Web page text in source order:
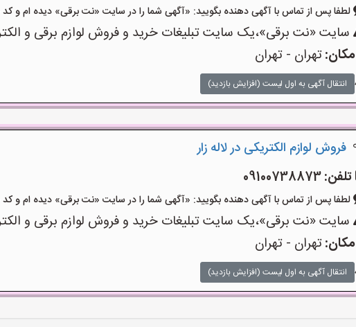
لطفا پس از تماس با آگهی دهنده بگویید: «آگهی شما را در سایت «نت برقی» دیده ام و کد «آگهی-180» را
سایت «نت برقی»،یک سایت تبلیغات خرید و فروش لوازم برقی و
مکان:تهران - تهران
انتقال آگهی به اول لیست (افزایش بازدید)
فروش لوازم الکتریکی در لاله زار
تلفن:09100738873
لطفا پس از تماس با آگهی دهنده بگویید: «آگهی شما را در سایت «نت برقی» دیده ام و کد «آگهی-21» را
سایت «نت برقی»،یک سایت تبلیغات خرید و فروش لوازم برقی و
مکان:تهران - تهران
انتقال آگهی به اول لیست (افزایش بازدید)